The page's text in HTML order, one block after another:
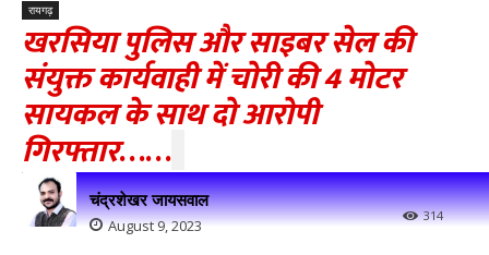
रायगढ़
खरसिया पुलिस और साइबर सेल की
संयुक्त कार्यवाही में चोरी की 4 मोटर
सायकल के साथ दो आरोपी
गिरफ्तार……
चंद्रशेखर जायसवाल
August 9, 2023 314